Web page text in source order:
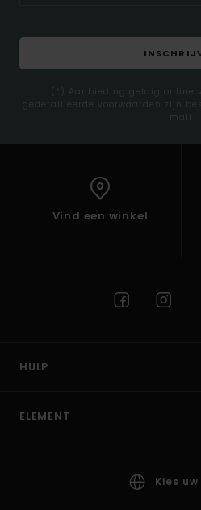
(*) Aanbieding geldig online
gedetailleerde voorwaarden zijn
mail
Vind een winkel
HULP
ELEMENT
Kies